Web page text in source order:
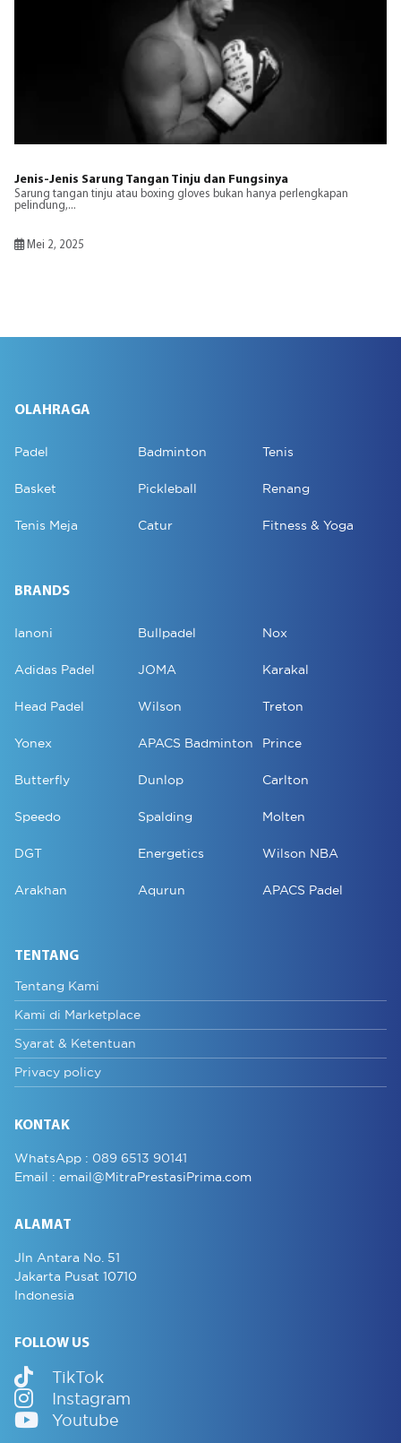
Jenis-Jenis Sarung Tangan Tinju dan Fungsinya
Sarung tangan tinju atau boxing gloves bukan hanya perlengkapan
pelindung,...
Mei 2, 2025
OLAHRAGA
Padel Badminton Tenis
Basket Pickleball Renang
Tenis Meja Catur Fitness & Yoga
BRANDS
Ianoni Bullpadel Nox
Adidas Padel JOMA Karakal
Head Padel Wilson Treton
Yonex APACS Badminton Prince
Butterfly Dunlop Carlton
Speedo Spalding Molten
DGT Energetics Wilson NBA
Arakhan Aqurun APACS Padel
TENTANG
Tentang Kami
Kami di Marketplace
Syarat & Ketentuan
Privacy policy
KONTAK
WhatsApp : 089 6513 90141
Email : email@MitraPrestasiPrima.com
ALAMAT
Jln Antara No. 51
Jakarta Pusat 10710
Indonesia
FOLLOW US
TikTok
Instagram
Youtube